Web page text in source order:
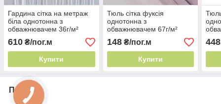
Гардина сітка на метраж
біла однотонна з
обважнювачем 36г/м²
Туреччина
мінімалістичний тюль
610 ₴/пог.м
Купити
Тюль сітка фуксія
однотонна з
обважнювачем 67г/м²
Туреччина практична
гардина
148₴/пог.м
Купити
448
Про нас